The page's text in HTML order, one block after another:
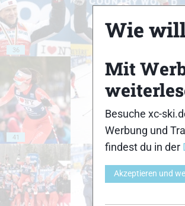
36
41
Wie
Mit
Besuche xc-
Werbung und
findest du in der
Akzeptieren und